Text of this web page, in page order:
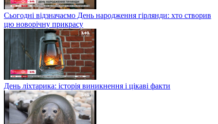
Сьогодні відзначаємо День народження гірлянди: хто створив
цю новорічну прикрасу
День ліхтарика: історія виникнення і цікаві факти